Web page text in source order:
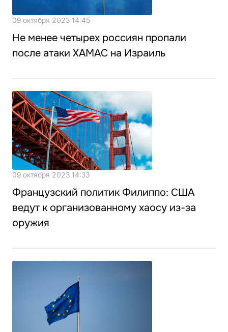
09 октября 2023 14:45
Не менее четырех россиян пропали
после атаки ХАМАС на Израиль
09 октября 2023 14:33
Французский политик Филиппо: США
ведут к организованному хаосу из-за
оружия